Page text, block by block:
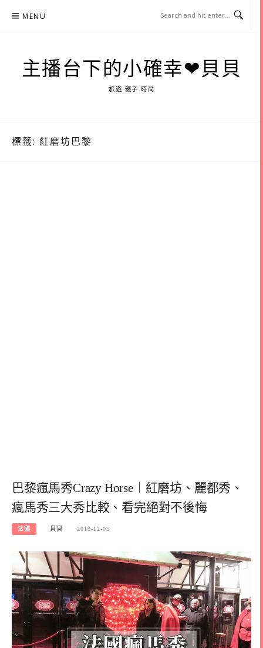
MENU
主播台下的小確幸❤貝貝
旅遊.親子.時尚
標籤: 紅磨坊巴黎
巴黎瘋馬秀Crazy Horse︱紅磨坊、麗都秀、
瘋馬秀三大秀比較、看完絕對不後悔
法國 貝貝 2019-12-05